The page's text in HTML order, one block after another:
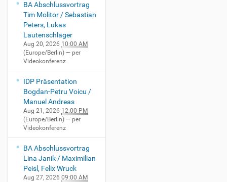
BA Abschlussvortrag
Tim Molitor / Sebastian
Peters, Lukas
Lautenschlager
Aug 20, 2026 10:00 AM
(Europe/Berlin) — per
Videokonferenz
IDP Präsentation
Bogdan-Petru Voicu /
Manuel Andreas
Aug 21, 2026 12:00 PM
(Europe/Berlin) — per
Videokonferenz
BA Abschlussvortrag
Lina Janik / Maximilian
Peisl, Felix Wruck
Aug 27, 2026 09:00 AM